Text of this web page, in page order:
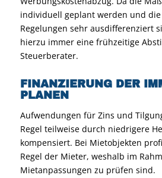
individuell geplant werden und
Regelungen sehr ausdifferenziert
hierzu immer eine frühzeitige
Steuerberater.
FINANZIERUNG DER
PLANEN
Aufwendungen für Zins und
Regel teilweise durch niedrigere
kompensiert. Bei Mietobjekten
Regel der Mieter, weshalb im
Mietanpassungen zu prüfen sind.